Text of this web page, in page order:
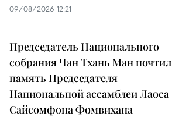
09/08/2026 12:21
Председатель Национального
собрания Чан Тхань Ман почтил
память Председателя
Национальной ассамблеи Лаоса
Сайсомфона Фомвихана